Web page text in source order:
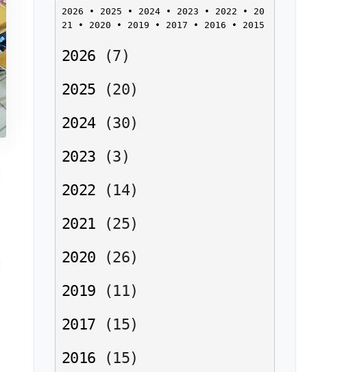
2026 • 2025 • 2024 • 2023 • 2022 • 20
21
• 2020 • 2019 • 2017 • 2016 • 2015
2026 (7 )
2025
(20)
2024
(30)
2023
(3 )
2022
(14)
2021
(25)
2020
(26)
2019
(11)
2017
(15)
2016
(15)